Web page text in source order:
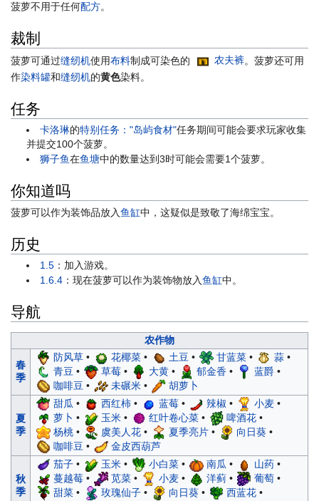
菠萝不用于任何配方。
裁制
菠萝可通过缝纫机使用布料制成可染色的 农夫裤。菠萝还可用
作染料罐和缝纫机的黄色染料。
任务
卡洛琳的特别任务："岛屿食材"任务期间可能会要求玩家收集
并提交100个菠萝。
狮子鱼在鱼塘中的数量达到3时可能会需要1个菠萝。
你知道吗
菠萝可以作为装饰品放入鱼缸中，这疑似是致敬了海绵宝宝。
历史
1.5 ：加入游戏。
1.6.4 ：现在菠萝可以作为装饰物放入鱼缸中。
导航
农作物
春
季
防风草• 花椰菜• 土豆 • 甘蓝菜• 蒜•
青豆 • 草莓• 大黄• 郁金香• 蓝爵•
咖啡豆 • 未碾米• 胡萝卜
夏
季
甜瓜 • 西红柿• 蓝莓• 辣椒 • 小麦•
萝卜 • 玉米• 红叶卷心菜• 啤酒花•
杨桃• 虞美人花• 夏季亮片• 向日葵•
咖啡豆 • 金皮西葫芦
秋
季
茄子• 玉米• 小白菜• 南瓜 • 山药•
蔓越莓• 苋菜• 小麦• 洋蓟• 葡萄•
甜菜• 玫瑰仙子• 向日葵• 西蓝花•